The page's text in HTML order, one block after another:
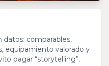
comparables,
equipamiento valorado y
pagar “storytelling”.